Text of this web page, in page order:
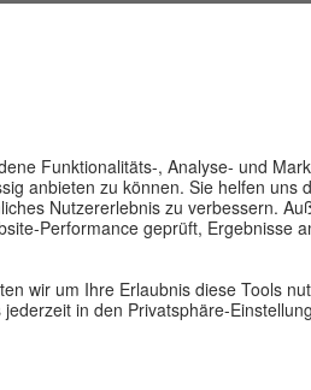
Kultur
Grafik: © Goethe-Institut